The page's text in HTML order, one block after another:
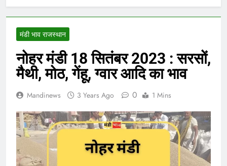
मंडी भाव राजस्थान
नोहर मंडी 18 सितंबर 2023 : सरसों,
मैथी, मोठ, गेंहू, ग्वार आदि का भाव
Mandinews 3 Years Ago 0 1 Mins